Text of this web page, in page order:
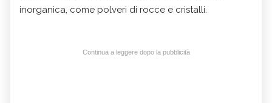
inorganica, come polveri di rocce e cristalli.
Continua a leggere dopo la pubblicità